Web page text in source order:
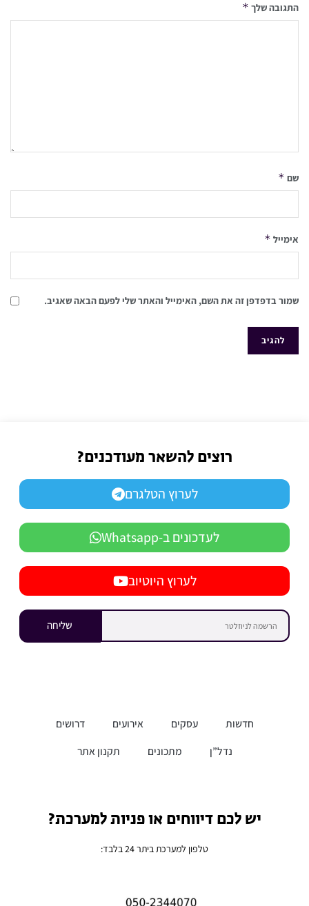
התגובה שלך *
שם *
אימייל *
שמור בדפדפן זה את השם, האימייל והאתר שלי לפעם הבאה שאגיב.
רוצים להשאר מעודכנים?
לערוץ הטלגרם
לעדכונים ב-Whatsapp
לערוץ היוטיוב
שליחה
חדשות עסקים אירועים
דרושים
נדל”ן
מתכונים תקנון אתר
יש לכם דיווחים או פניות למערכת?
טלפון למערכת ביתר 24 בלבד: